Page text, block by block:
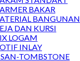
BAKAR
BANGUNAN
DAN KURSI
LOGAM
INLAY
TOMBSTONE